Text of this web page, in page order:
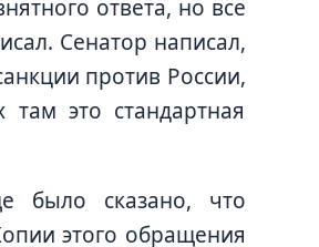
ответа, но все
Сенатор написал,
против России,
это стандартная
было сказано, что
этого обращения